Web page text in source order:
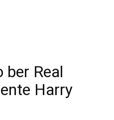
ber Real
Harry